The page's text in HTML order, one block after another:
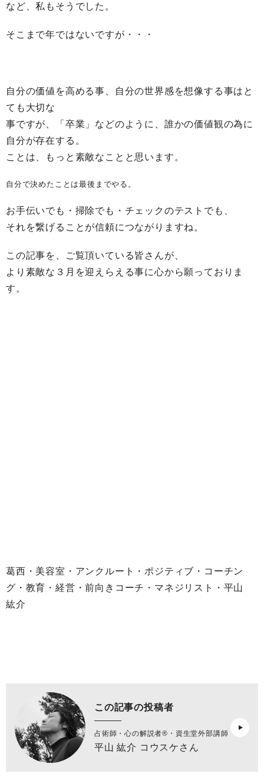
など、私もそうでした。
そこまで年ではないですが・・・
自分の価値を高める事、自分の世界感を想像する事はと
ても大切な
事ですが、「卒業」などのように、誰かの価値観の為に
自分が存在する。
ことは、もっと素敵なことと思います。
自分で決めたことは最後までやる。
お手伝いでも・掃除でも・チェックのテストでも、
それを繋げることが信頼につながりますね。
この記事を、ご覧頂いている皆さんが、
より素敵な３月を迎えらえる事に心から願っておりま
す。
葛西・美容室・アンクルート・ポジティブ・コーチン
グ・教育・経営・前向きコーチ・マネジリスト・平山
紘介
この記事の投稿者
占術師・心の解説者®︎・資生堂外部講師
平山 紘介 コウスケさん